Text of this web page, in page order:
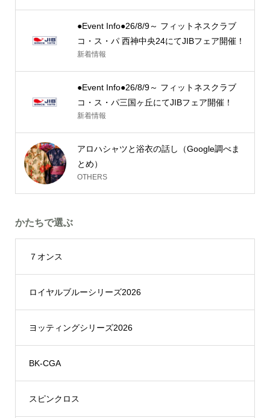
●Event Info●26/8/9～ フィットネスクラブ
コ・ス・パ 西神中央24にてJIBフェア開催！
新着情報
●Event Info●26/8/9～ フィットネスクラブ
コ・ス・パ三国ヶ丘にてJIBフェア開催！
新着情報
アロハシャツと浴衣の話し（Google調べま
とめ）
OTHERS
かたちで選ぶ
７オンス
ロイヤルブルーシリーズ2026
ヨッティングシリーズ2026
BK-CGA
スピンクロス